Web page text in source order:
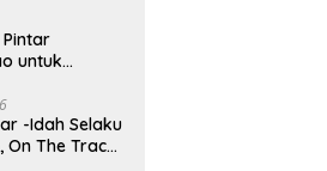
Pintar
untuk
-Idah Selaku
On The Track,